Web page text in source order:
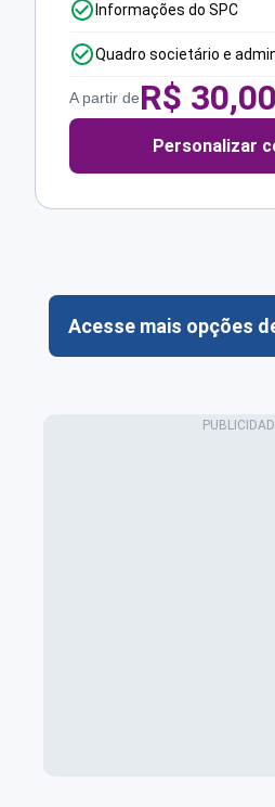
Informações do SPC
Quadro societário e
A partir deR$ 30,00
Personalizar
Acesse mais opções